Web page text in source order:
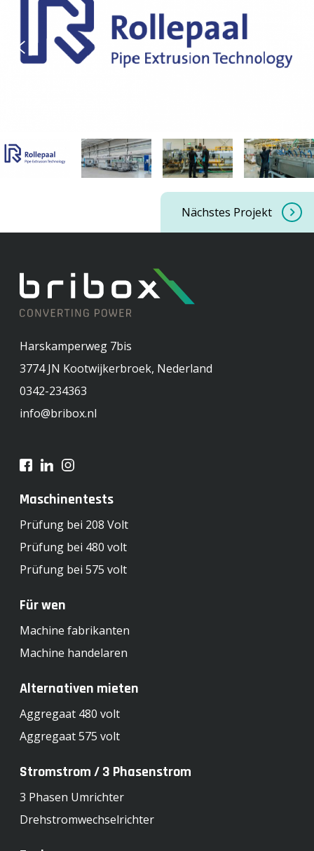
Nächstes Projekt
Harskamperweg 7bis
3774 JN Kootwijkerbroek, Nederland
0342-234363
info@bribox.nl
Maschinentests
Prüfung bei 208 Volt
Prüfung bei 480 volt
Prüfung bei 575 volt
Für wen
Machine fabrikanten
Machine handelaren
Alternativen mieten
Aggregaat 480 volt
Aggregaat 575 volt
Stromstrom / 3 Phasenstrom
3 Phasen Umrichter
Drehstromwechselrichter